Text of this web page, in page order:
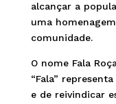
alcançar a
uma
comunidade.
O nome Fala
“Fala”
e de reivindicar